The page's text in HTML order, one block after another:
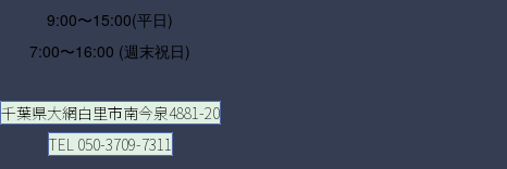
9:00〜15:00(平日)
7:00〜16:00 (週末祝日)
千葉県大網白里市南今泉4881-20
TEL 050-3709-7311